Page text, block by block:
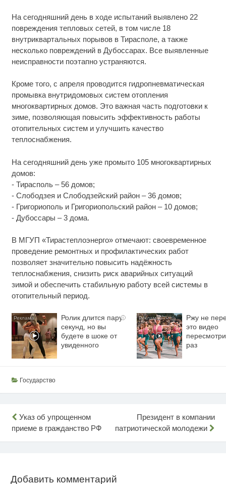
На сегодняшний день в ходе испытаний выявлено 22
повреждения тепловых сетей, в том числе 18
внутриквартальных порывов в Тирасполе, а также
несколько повреждений в Дубоссарах. Все выявленные
неисправности поэтапно устраняются.
Кроме того, с апреля проводится гидропневматическая
промывка внутридомовых систем отопления
многоквартирных домов. Это важная часть подготовки к
зиме, позволяющая повысить эффективность работы
отопительных систем и улучшить качество
теплоснабжения.
На сегодняшний день уже промыто 105 многоквартирных
домов:
- Тирасполь – 56 домов;
- Слободзея и Слободзейский район – 36 домов;
- Григориополь и Григориопольский район – 10 домов;
- Дубоссары – 3 дома.
В МГУП «Тирастеплоэнерго» отмечают: своевременное
проведение ремонтных и профилактических работ
позволяет значительно повысить надёжность
теплоснабжения, снизить риск аварийных ситуаций
зимой и обеспечить стабильную работу всей системы в
отопительный период.
i
Ролик длится пару
секунд, но вы
будете в шоке от
увиденного
Ржу не
это видео
раз
Государство
Навигация
по
Указ об упрощенном
приеме в гражданство РФ
Президент в компании
патриотической молодежи
Добавить комментарий